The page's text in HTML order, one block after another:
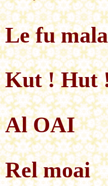
Le fu
Kut ! Hut
Al OAI
Rel moai